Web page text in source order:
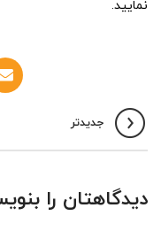
نمایید.
جدیدتر
دیدگاهتان را